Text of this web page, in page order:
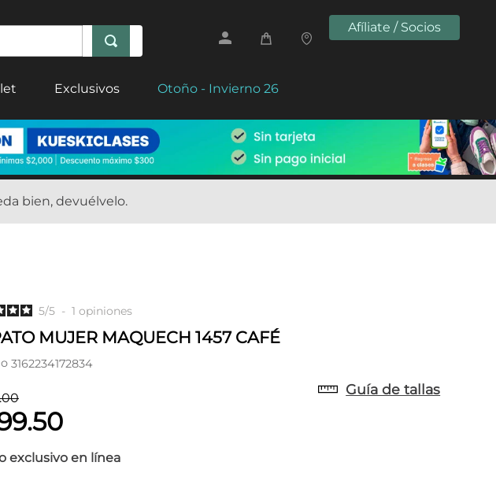
Afíliate / Socios
Exclusivos Otoño - Invierno 26
bien, devuélvelo.
5/5 - 1 opiniones
MUJER MAQUECH 1457 CAFÉ
3162234172834
00
.50
exclusivo en línea
Guía de tallas